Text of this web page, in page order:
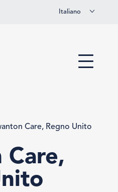
Italiano
Menu
Care, Regno Unito
Care,